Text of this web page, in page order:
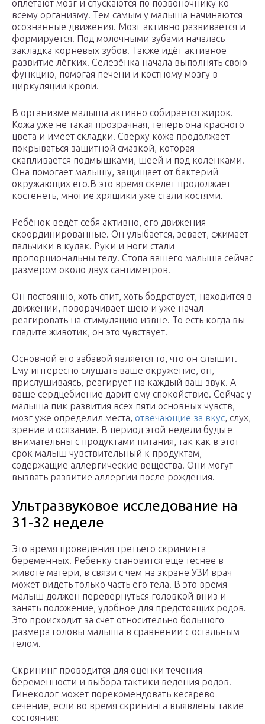
оплетают мозг и спускаются по позвоночнику ко
всему организму. Тем самым у малыша начинаются
осознанные движения. Мозг активно развивается и
формируется. Под молочными зубами началась
закладка корневых зубов. Также идёт активное
развитие лёгких. Селезёнка начала выполнять свою
функцию, помогая печени и костному мозгу в
циркуляции крови.
В организме малыша активно собирается жирок.
Кожа уже не такая прозрачная, теперь она красного
цвета и имеет складки. Сверху кожа продолжает
покрываться защитной смазкой, которая
скапливается подмышками, шеей и под коленками.
Она помогает малышу, защищает от бактерий
окружающих его.В это время скелет продолжает
костенеть, многие хрящики уже стали костями.
Ребёнок ведёт себя активно, его движения
скоординированные. Он улыбается, зевает, сжимает
пальчики в кулак. Руки и ноги стали
пропорциональны телу. Стопа вашего малыша сейчас
размером около двух сантиметров.
Он постоянно, хоть спит, хоть бодрствует, находится в
движении, поворачивает шею и уже начал
реагировать на стимуляцию извне. То есть когда вы
гладите животик, он это чувствует.
Основной его забавой является то, что он слышит.
Ему интересно слушать ваше окружение, он,
прислушиваясь, реагирует на каждый ваш звук. А
ваше сердцебиение дарит ему спокойствие. Сейчас у
малыша пик развития всех пяти основных чувств,
мозг уже определил места, отвечающие за вкус, слух,
зрение и осязание. В период этой недели будьте
внимательны с продуктами питания, так как в этот
срок малыш чувствительный к продуктам,
содержащие аллергические вещества. Они могут
вызвать развитие аллергии после рождения.
Ультразвуковое исследование на
31-32 неделе
Это время проведения третьего скрининга
беременных. Ребенку становится еще теснее в
животе матери, в связи с чем на экране УЗИ врач
может видеть только часть его тела. В это время
малыш должен перевернуться головкой вниз и
занять положение, удобное для предстоящих родов.
Это происходит за счет относительно большого
размера головы малыша в сравнении с остальным
телом.
Скрининг проводится для оценки течения
беременности и выбора тактики ведения родов.
Гинеколог может порекомендовать кесарево
сечение, если во время скрининга выявлены такие
состояния: